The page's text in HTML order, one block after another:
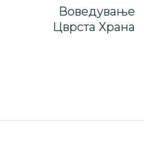
Воведување
Цврста Храна